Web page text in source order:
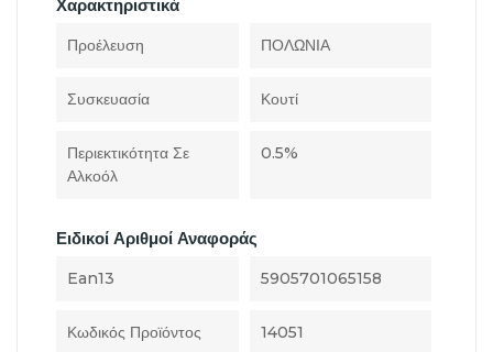
Χαρακτηριστικά
Προέλευση ΠΟΛΩΝΙΑ
Συσκευασία Κουτί
Περιεκτικότητα Σε
Αλκοόλ
0.5%
Ειδικοί Αριθμοί Αναφοράς
Ean13 5905701065158
Κωδικός Προϊόντος 14051